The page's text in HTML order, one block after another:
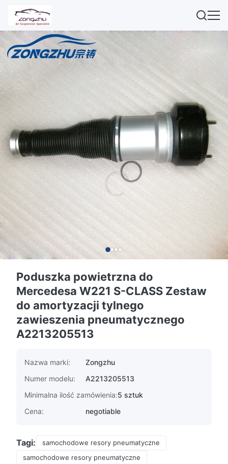
Poduszka powietrzna do
Mercedesa W221 S-CLASS Zestaw
do amortyzacji tylnego
zawieszenia pneumatycznego
A2213205513
Nazwa marki:
Zongzhu
Numer modelu:
A2213205513
Minimalna ilość zamówienia:5 sztuk
Cena:
negotiable
Tagi:
samochodowe resory pneumatyczne
samochodowe resory pneumatyczne